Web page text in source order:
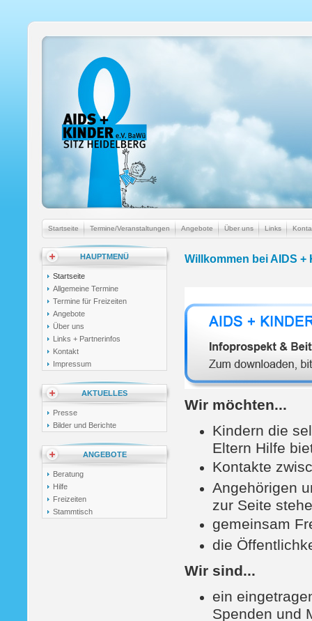
Startseite Termine/Veranstaltungen Angebote Über uns Links
HAUPTMENÜ
Startseite
Allgemeine Termine
Termine für Freizeiten
Angebote
Über uns
Links + Partnerinfos
Kontakt
Impressum
AKTUELLES
Presse
Bilder und Berichte
ANGEBOTE
Beratung
Hilfe
Freizeiten
Stammtisch
Willkommen bei AIDS
Wir möchten...
Kindern die
Eltern Hilfe
Kontakte
Angehörigen
zur Seite
gemeinsam
die
Wir sind...
ein
Spenden und